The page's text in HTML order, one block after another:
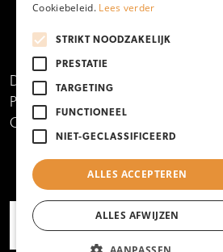
Disclaimer
Privacy- en cookieverklaring
Copyright 2024
Cookiebeleid. Lees verder
STRIKT NOODZAKELIJK
PRESTATIE
TARGETING
FUNCTIONEEL
NIET-GECLASSIFICEERD
ALLES ACCEPTEREN
ALLES AFWIJZEN